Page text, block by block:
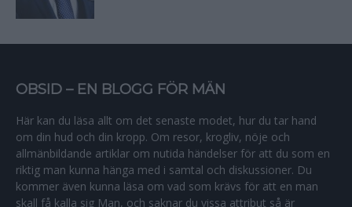
OBSID – EN BLOGG FÖR MÄN
Här kan du läsa allt om det senaste modet, hur du tar hand
om din hud och din kropp. Om resor, krogliv, nöje och
allmänbildande artiklar om nutida händelser för att du som en
riktig man kunna hänga med i samtal och diskussioner. Du
kommer även kunna läsa om vad som krävs för att en man
skall få kalla sig Man, och saknar du vissa attribut så är